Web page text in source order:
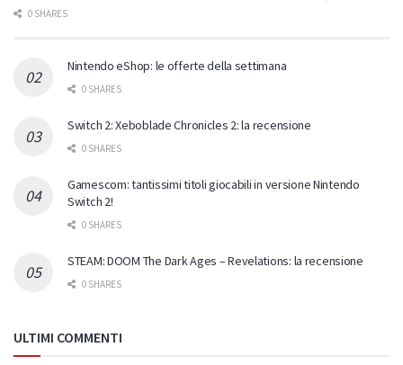
0 SHARES
Nintendo eShop: le offerte della settimana
0 SHARES
Switch 2: Xeboblade Chronicles 2: la recensione
0 SHARES
Gamescom: tantissimi titoli giocabili in versione Nintendo
Switch 2!
0 SHARES
STEAM: DOOM The Dark Ages – Revelations: la recensione
0 SHARES
ULTIMI COMMENTI